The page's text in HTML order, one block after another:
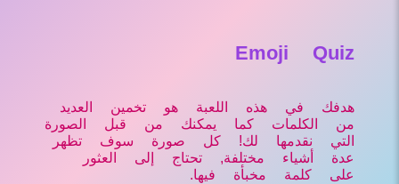
Emoji Quiz
هدفك في هذه اللعبة هو تخمين العديد
من الكلمات كما يمكنك من قبل الصورة
التي نقدمها لك! كل صورة سوف تظهر
عدة أشياء مختلفة, تحتاج إلى العثور
على كلمة مخبأة فيها.